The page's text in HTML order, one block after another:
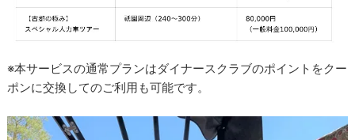
※本サービスの通常プランはダイナースクラブのポイントをクー
ポンに交換してのご利用も可能です。